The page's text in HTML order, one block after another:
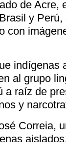
de Acre,
y
con
indígenas
al grupo
a raíz de
y
Correia,